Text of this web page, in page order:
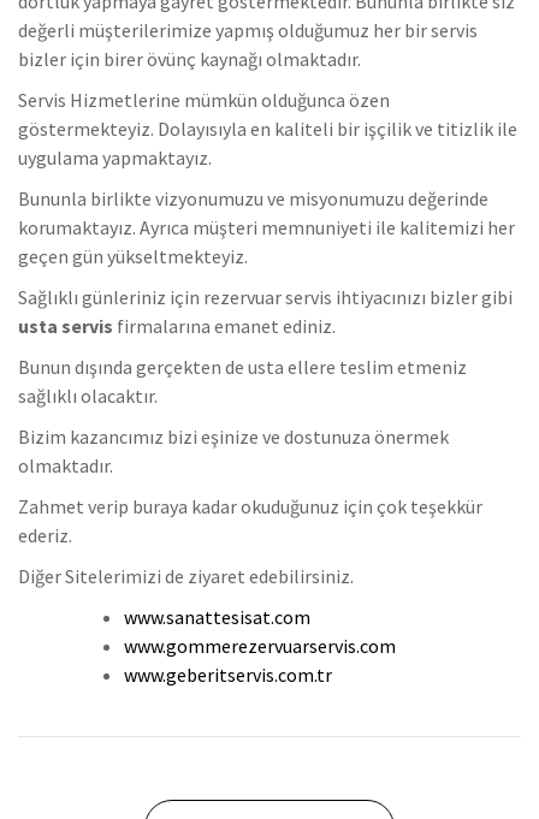
değerli müşterilerimize yapmış olduğumuz her bir servis
bizler için birer övünç kaynağı olmaktadır.
Servis Hizmetlerine mümkün olduğunca özen
göstermekteyiz. Dolayısıyla en kaliteli bir işçilik ve titizlik ile
uygulama yapmaktayız.
Bununla birlikte vizyonumuzu ve misyonumuzu değerinde
korumaktayız. Ayrıca müşteri memnuniyeti ile kalitemizi her
geçen gün yükseltmekteyiz.
Sağlıklı günleriniz için rezervuar servis ihtiyacınızı bizler gibi
usta servis firmalarına emanet ediniz.
Bunun dışında gerçekten de usta ellere teslim etmeniz
sağlıklı olacaktır.
Bizim kazancımız bizi eşinize ve dostunuza önermek
olmaktadır.
Zahmet verip buraya kadar okuduğunuz için çok teşekkür
ederiz.
Diğer Sitelerimizi de ziyaret edebilirsiniz.
www.sanattesisat.com
www.gommerezervuarservis.com
www.geberitservis.com.tr